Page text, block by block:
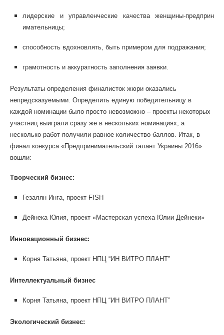
лидерские и управленческие качества женщины-предприн
имательницы;
способность вдохновлять, быть примером для подражания;
грамотность и аккуратность заполнения заявки.
Результаты определения финалисток жюри оказались
непредсказуемыми. Определить единую победительницу в
каждой номинации было просто невозможно – проекты некоторых
участниц выиграли сразу же в нескольких номинациях, а
несколько работ получили равное количество баллов. Итак, в
финал конкурса «Предпринимательский талант Украины 2016»
вошли:
Творческий бизнес:
Гезалян Инга, проект FISH
Дейнека Юлия, проект «Мастерская успеха Юлии Дейнеки»
Инновационный бизнес:
Корня Татьяна, проект НПЦ “ИН ВИТРО ПЛАНТ”
Интеллектуальный бизнес
Корня Татьяна, проект НПЦ “ИН ВИТРО ПЛАНТ”
Экологический бизнес: